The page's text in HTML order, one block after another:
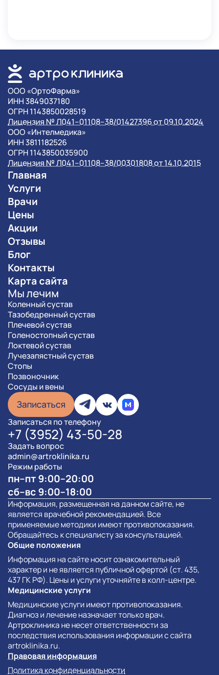
OOO «ОртоФарма»
ИНН 3849037180
ОГРН 1143850028519
Лицензия № Л041–01108–38/01427396 от 09.10.2024
OOO «Интелмедика»
ИНН 3811182526
ОГРН 1143850035900
Лицензия № Л041–01108–38/00301808 от 14.10.2015
Главная
Услуги
Врачи
Цены
Акции
Отзывы
Блог
Контакты
Карта сайта
Мы лечим
Коленный сустав
Тазобедренный сустав
Плечевой сустав
Голеностопный сустав
Локтевой сустав
Лучезапястный сустав
Стопы
Позвоночник
Сосуды и вены
Записаться
Записаться по телефону
+7 (3952) 43-50-28
Задать вопрос
admin@artroklinika.ru
Режим работы
пн–пт 9:00–20:00
сб–вс 9:00–18:00
Информация, размещенная на данном сайте, не
является врачебной рекомендацией. Все
применяемые методики имеют противопоказания.
Обращайтесь к специалисту за консультацией.
Общие положения
Информация на сайте носит ознакомительный
характер и не является публичной офертой (ст. 435,
437 ГК РФ). Цены и услуги уточняйте в колл-центре.
Медицинские услуги
Медицинские услуги имеют противопоказания.
Диагноз и лечение назначает только врач.
Артроклиника не несет ответственности за
последствия использования информации с сайта
artroklinika.ru.
Правовая информация
Политика конфиденциальности